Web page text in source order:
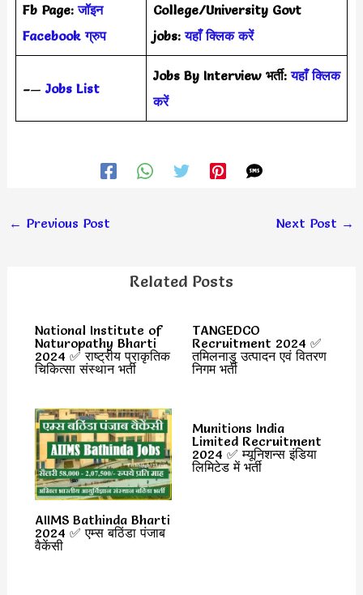
Fb Page:जॉइन
Facebook ग्रुप
College/University Govt
jobs:यहाँ क्लिक करें
–— Jobs List
Jobs By Interview भर्ती:यहाँ क्लिक
करें
← Previous Post Next Post →
Related Posts
National Institute of
Naturopathy Bharti
2024 ✅ राष्ट्रीय प्राकृतिक
चिकित्सा संस्थान भर्ती
TANGEDCO
Recruitment 2024 ✅
तमिलनाडु उत्पादन एवं वितरण
निगम भर्ती
AIIMS Bathinda Bharti
2024 ✅ एम्स बठिंडा पंजाब
वैकेंसी
Munitions India
Limited Recruitment
2024 ✅ म्यूनिशन्स इंडिया
लिमिटेड में भर्ती